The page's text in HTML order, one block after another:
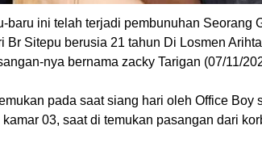
baru ini telah terjadi pembunuhan Seorang
Br Sitepu berusia 21 tahun Di Losmen
nya bernama zacky Tarigan (07/11/
pada saat siang hari oleh Office Boy
03, saat di temukan pasangan dari